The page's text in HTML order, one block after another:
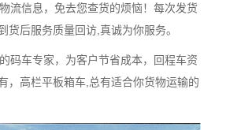
流信息，免去您查货的烦恼！每次发货
货后服务质量回访,真诚为你服务。
码车专家，为客户节省成本，回程车资
，高栏平板箱车,总有适合你货物运输的